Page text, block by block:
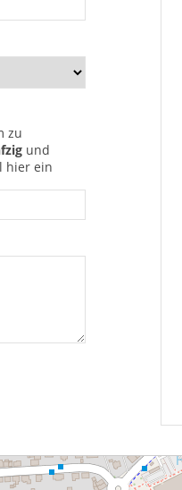
zu
und
hier ein